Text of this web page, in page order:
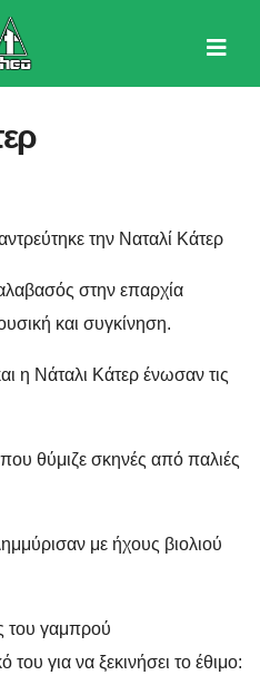
την Ναταλί Κάτερ
στην επαρχία
και συγκίνηση.
η Νάταλι Κάτερ ένωσαν τις
θύμιζε σκηνές από παλιές
με ήχους βιολιού
του γαμπρού
για να ξεκινήσει το έθιμο: